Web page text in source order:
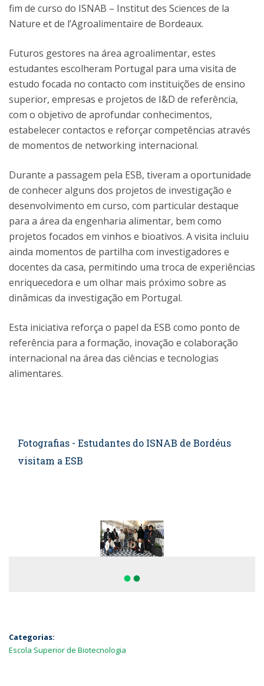
fim de curso do ISNAB – Institut des Sciences de la
Nature et de l’Agroalimentaire de Bordeaux.
Futuros gestores na área agroalimentar, estes
estudantes escolheram Portugal para uma visita de
estudo focada no contacto com instituições de ensino
superior, empresas e projetos de I&D de referência,
com o objetivo de aprofundar conhecimentos,
estabelecer contactos e reforçar competências através
de momentos de networking internacional.
Durante a passagem pela ESB, tiveram a oportunidade
de conhecer alguns dos projetos de investigação e
desenvolvimento em curso, com particular destaque
para a área da engenharia alimentar, bem como
projetos focados em vinhos e bioativos. A visita incluiu
ainda momentos de partilha com investigadores e
docentes da casa, permitindo uma troca de experiências
enriquecedora e um olhar mais próximo sobre as
dinâmicas da investigação em Portugal.
Esta iniciativa reforça o papel da ESB como ponto de
referência para a formação, inovação e colaboração
internacional na área das ciências e tecnologias
alimentares.
Fotografias - Estudantes do ISNAB de Bordéus
visitam a ESB
fiber_manual_record fiber_manual_record
Categorias:
Escola Superior de Biotecnologia